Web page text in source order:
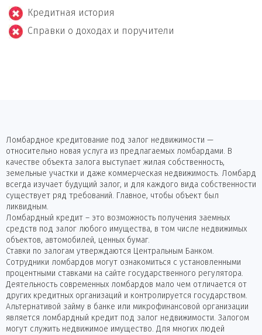
Кредитная история
Справки о доходах и поручители
Ломбардное кредитование под залог недвижимости —
относительно новая услуга из предлагаемых ломбардами. В
качестве объекта залога выступает жилая собственность,
земельные участки и даже коммерческая недвижимость. Ломбард
всегда изучает будущий залог, и для каждого вида собственности
существует ряд требований. Главное, чтобы объект был
ликвидным.
Ломбардный кредит – это возможность получения заемных
средств под залог любого имущества, в том числе недвижимых
объектов, автомобилей, ценных бумаг.
Ставки по залогам утверждаются Центральным Банком.
Сотрудники ломбардов могут ознакомиться с установленными
процентными ставками на сайте государственного регулятора.
Деятельность современных ломбардов мало чем отличается от
других кредитных организаций и контролируется государством.
Альтернативой займу в банке или микрофинансовой организации
является ломбардный кредит под залог недвижимости. Залогом
могут служить недвижимое имущество. Для многих людей